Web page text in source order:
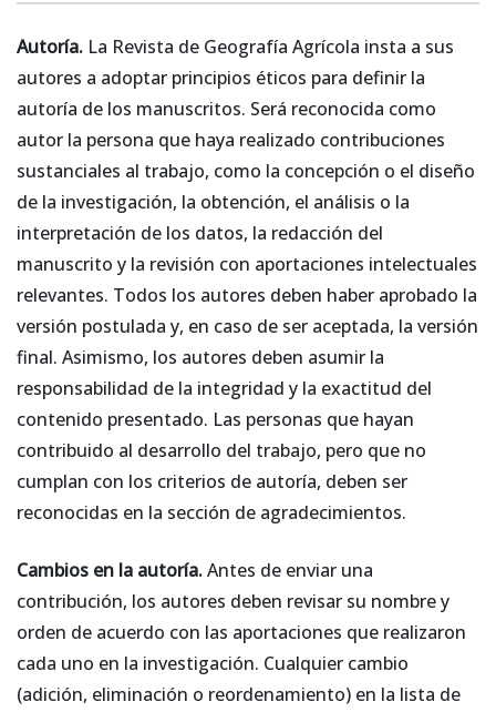
Autoría. La Revista de Geografía Agrícola insta a sus
autores a adoptar principios éticos para definir la
autoría de los manuscritos. Será reconocida como
autor la persona que haya realizado contribuciones
sustanciales al trabajo, como la concepción o el diseño
de la investigación, la obtención, el análisis o la
interpretación de los datos, la redacción del
manuscrito y la revisión con aportaciones intelectuales
relevantes. Todos los autores deben haber aprobado la
versión postulada y, en caso de ser aceptada, la versión
final. Asimismo, los autores deben asumir la
responsabilidad de la integridad y la exactitud del
contenido presentado. Las personas que hayan
contribuido al desarrollo del trabajo, pero que no
cumplan con los criterios de autoría, deben ser
reconocidas en la sección de agradecimientos.
Cambios en la autoría.Antes de enviar una
contribución, los autores deben revisar su nombre y
orden de acuerdo con las aportaciones que realizaron
cada uno en la investigación. Cualquier cambio
(adición, eliminación o reordenamiento) en la lista de